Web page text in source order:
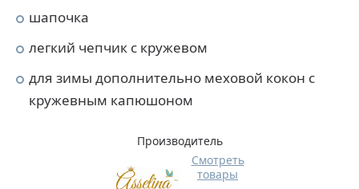
шапочка
легкий чепчик с кружевом
для зимы дополнительно меховой кокон с
кружевным капюшоном
Производитель
Смотреть
товары